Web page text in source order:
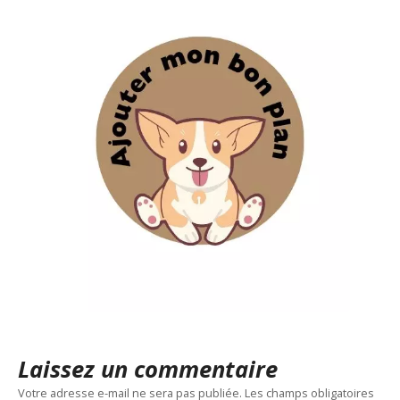
Laissez un commentaire
Votre adresse e-mail ne sera pas publiée. Les champs obligatoires